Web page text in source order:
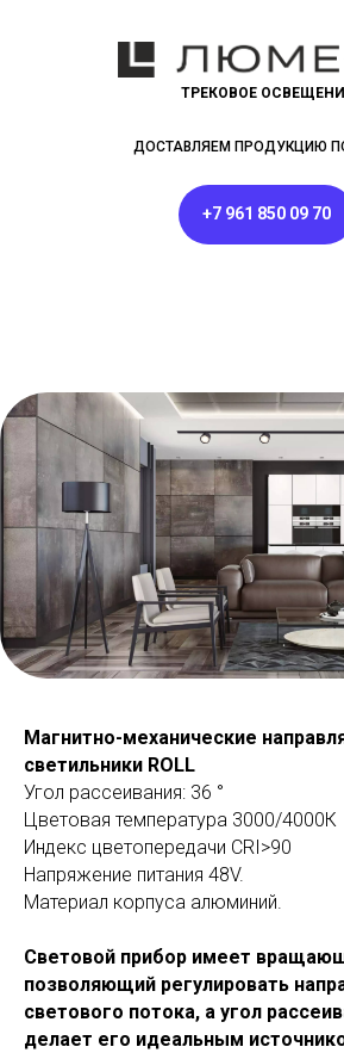
ТРЕКОВОЕ
ДОСТАВЛЯЕМ ПРОДУКЦИЮ
+7 961 850 09 70
Магнитно-механические
светильники ROLL
Угол рассеивания: 36 °
Цветовая температура 3000/4000К
Индекс цветопередачи СRI>90
Напряжение питания 48V.
Материал корпуса алюминий.
Световой прибор имеет
позволяющий регулировать
светового потока, а угол
делает его идеальным